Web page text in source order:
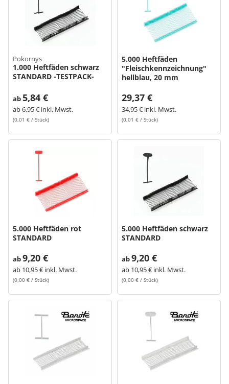
Pokornys
1.000 Heftfäden schwarz
STANDARD -TESTPACK-
ab5,84 €
ab6,95 € inkl. Mwst.
(0,01 € / Stück)
5.000 Heftfäden
"Fleischkennzeichnung"
hellblau, 20 mm
29,37 €
34,95 € inkl. Mwst.
(0,01 € / Stück)
5.000 Heftfäden rot
STANDARD
ab9,20 €
ab 10,95 € inkl. Mwst.
(0,00 € / Stück)
5.000 Heftfäden schwarz
STANDARD
ab9,20 €
ab 10,95 € inkl. Mwst.
(0,00 € / Stück)